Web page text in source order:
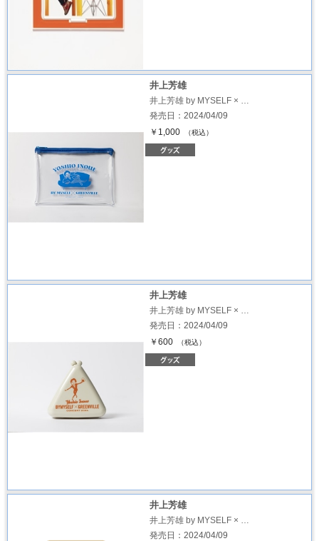
井上芳雄
井上芳雄 by MYSELF × …
発売日：2024/04/09
￥1,000
（税込）
井上芳雄
井上芳雄 by MYSELF × …
発売日：2024/04/09
￥600
（税込）
井上芳雄
井上芳雄 by MYSELF × …
発売日：2024/04/09